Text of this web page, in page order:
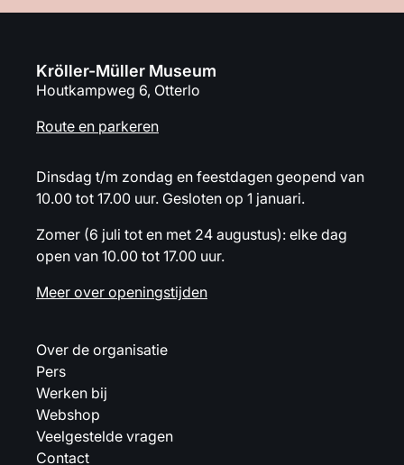
Kröller-Müller Museum
Houtkampweg 6, Otterlo
Route en parkeren
Dinsdag t/m zondag en feestdagen geopend van
10.00 tot 17.00 uur. Gesloten op 1 januari.
Zomer (6 juli tot en met 24 augustus): elke dag
open van 10.00 tot 17.00 uur.
Meer over openingstijden
Over de organisatie
Pers
Werken bij
Webshop
Veelgestelde vragen
Contact